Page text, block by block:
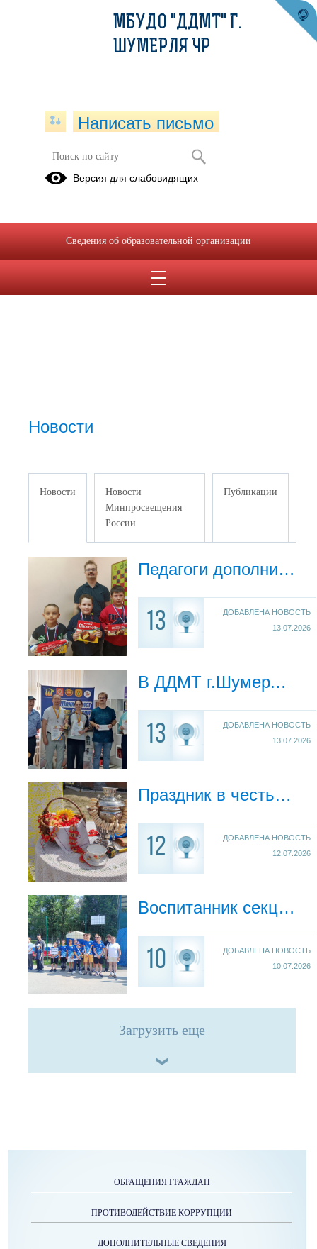
Новости
Новости
Новости
Минпросвещения
России
Публикации
Педагоги дополнительного образования Дворца детского и молодёжного творчества - призёры конкурса «Сердце отдаю детям»
13
ДОБАВЛЕНА НОВОСТЬ
13.07.2026
В ДДМТ г.Шумерля состоялся открытый турнир по классическим шахматам "Летний кубок-2026"
13
ДОБАВЛЕНА НОВОСТЬ
13.07.2026
Праздник в честь Дня святых апостолов Петра и Павла и Дня косоворотки прошёл ярко и душевно!
12
ДОБАВЛЕНА НОВОСТЬ
12.07.2026
Воспитанник секции "Вертикаль" завоевал медаль соревнований по авиамоделированию
10
ДОБАВЛЕНА НОВОСТЬ
10.07.2026
Загрузить еще
ОБРАЩЕНИЯ ГРАЖДАН
ПРОТИВОДЕЙСТВИЕ КОРРУПЦИИ
ДОПОЛНИТЕЛЬНЫЕ СВЕДЕНИЯ
МБУДО "ДДМТ" Г.
ШУМЕРЛЯ ЧР
Написать письмо
Версия для слабовидящих
Сведения об образовательной организации